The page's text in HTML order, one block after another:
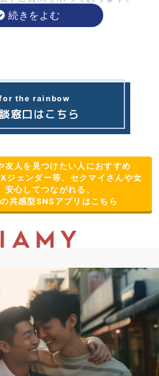
the rainbow
窓口はこちら
友人を見つけたい人におすすめ
ジェンダー等、セクマイさんや女
安心してつながれる、
共感型SNSアプリはこちら